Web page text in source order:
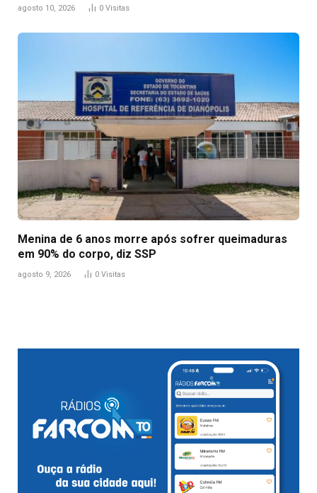
agosto 10, 2026 0 Visitas
Menina de 6 anos morre após sofrer queimaduras
em 90% do corpo, diz SSP
agosto 9, 2026 0 Visitas